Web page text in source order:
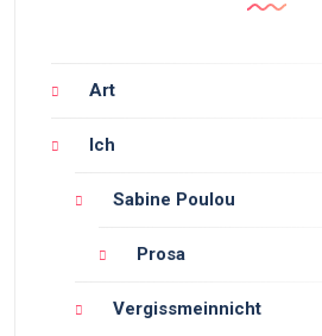
Art
Ich
Sabine Poulou
Prosa
Vergissmeinnicht